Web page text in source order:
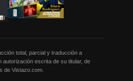
total, parcial y traducción a
autorización escrita de su titular, de
de Vistazo.com.